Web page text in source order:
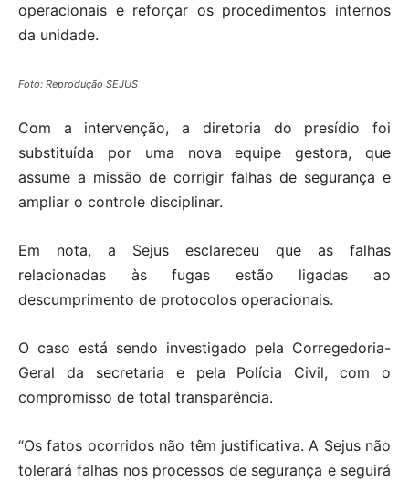
operacionais e reforçar os procedimentos internos
da unidade.
Foto: Reprodução SEJUS
Com a intervenção, a diretoria do presídio foi
substituída por uma nova equipe gestora, que
assume a missão de corrigir falhas de segurança e
ampliar o controle disciplinar.
Em nota, a Sejus esclareceu que as falhas
relacionadas às fugas estão ligadas ao
descumprimento de protocolos operacionais.
O caso está sendo investigado pela Corregedoria-
Geral da secretaria e pela Polícia Civil, com o
compromisso de total transparência.
“Os fatos ocorridos não têm justificativa. A Sejus não
tolerará falhas nos processos de segurança e seguirá